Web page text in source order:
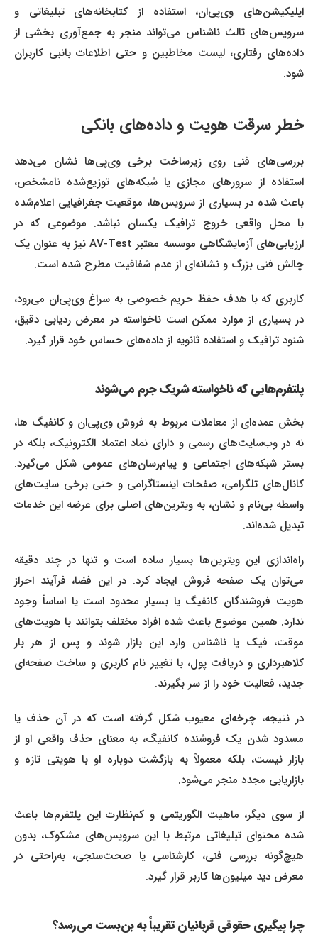
اپلیکیشن‌های وی‌پی‌ان، استفاده از کتابخانه‌های تبلیغاتی و
سرویس‌های ثالث ناشناس می‌تواند منجر به جمع‌آوری بخشی از
داده‌های رفتاری، لیست مخاطبین و حتی اطلاعات بانبی کاربران
شود.
خطر سرقت هویت و داده‌های بانکی
بررسی‌های فنی روی زیرساخت برخی وی‌پی‌ها نشان می‌دهد
استفاده از سرورهای مجازی یا شبکه‌های توزیع‌شده نامشخص،
باعث شده در بسیاری از سرویس‌ها، موقعیت جغرافیایی اعلام‌شده
با محل واقعی خروج ترافیک یکسان نباشد. موضوعی که در
ارزیابی‌های آزمایشگاهی موسسه معتبر AV-Test نیز به عنوان یک
چالش فنی بزرگ و نشانه‌ای از عدم شفافیت مطرح شده است.
کاربری که با هدف حفظ حریم خصوصی به سراغ وی‌پی‌ان می‌رود،
در بسیاری از موارد ممکن است ناخواسته در معرض ردیابی دقیق،
شنود ترافیک و استفاده ثانویه از داده‌های حساس خود قرار گیرد.
پلتفرم‌هایی که ناخواسته شریک جرم می‌شوند
بخش عمده‌ای از معاملات مربوط به فروش وی‌پی‌ان و کانفیگ‌ ها،
نه در وب‌سایت‌های رسمی و دارای نماد اعتماد الکترونیک، بلکه در
بستر شبکه‌های اجتماعی و پیام‌رسان‌های عمومی شکل می‌گیرد.
کانال‌های تلگرامی، صفحات اینستاگرامی و حتی برخی سایت‌های
واسطه بی‌نام و نشان، به ویترین‌های اصلی برای عرضه این خدمات
تبدیل شده‌اند.
راه‌اندازی این ویترین‌ها بسیار ساده است و تنها در چند دقیقه
می‌توان یک صفحه فروش ایجاد کرد. در این فضا، فرآیند احراز
هویت فروشندگان کانفیگ‌ یا بسیار محدود است یا اساساً وجود
ندارد. همین موضوع باعث شده افراد مختلف بتوانند با هویت‌های
موقت، فیک یا ناشناس وارد این بازار شوند و پس از هر بار
کلاهبرداری و دریافت پول، با تغییر نام کاربری و ساخت صفحه‌ای
جدید، فعالیت خود را از سر بگیرند.
در نتیجه، چرخه‌ای معیوب شکل گرفته است که در آن حذف یا
مسدود شدن یک فروشنده کانفیگ‌، به معنای حذف واقعی او از
بازار نیست، بلکه معمولاً به بازگشت دوباره او با هویتی تازه و
بازاریابی مجدد منجر می‌شود.
از سوی دیگر، ماهیت الگوریتمی و کم‌نظارت این پلتفرم‌ها باعث
شده محتوای تبلیغاتی مرتبط با این سرویس‌های مشکوک، بدون
هیچ‌گونه بررسی فنی، کارشناسی یا صحت‌سنجی، به‌راحتی در
معرض دید میلیون‌ها کاربر قرار گیرد.
چرا پیگیری حقوقی قربانیان تقریباً به بن‌بست می‌رسد؟